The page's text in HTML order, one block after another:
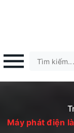
Máy phát điện